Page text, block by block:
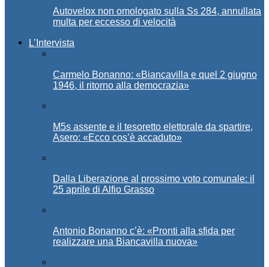
Autovelox non omologato sulla Ss 284, annullata
multa per eccesso di velocità
L’Intervista
Carmelo Bonanno: «Biancavilla e quel 2 giugno
1946, il ritorno alla democrazia»
M5s assente e il tesoretto elettorale da spartire,
Asero: «Ecco cos’è accaduto»
Dalla Liberazione al prossimo voto comunale: il
25 aprile di Alfio Grasso
Antonio Bonanno c’è: «Pronti alla sfida per
realizzare una Biancavilla nuova»